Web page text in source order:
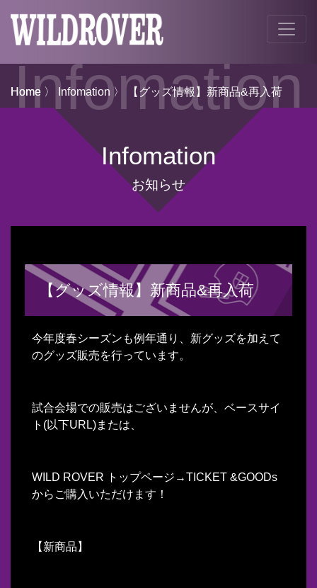
Home
Home 〉 Infomation 〉 【グッズ情報】新商品&再入荷
Infomation
Infomation
お知らせ
【グッズ情報】新商品&再入荷
今年度春シーズンも例年通り、新グッズを加えて
のグッズ販売を行っています。
試合会場での販売はございませんが、ベースサイ
ト(以下URL)または、
WILD ROVER トップページ→TICKET &GOODs
からご購入いただけます！
【新商品】